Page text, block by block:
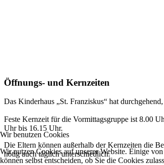
Öffnungs- und Kernzeiten
Das Kinderhaus „St. Franziskus“ hat
Feste Kernzeit für die Vormittagsgruppe ist 8.00
Uhr bis 16.15 Uhr.
Die Eltern können außerhalb der Kernzeiten die
nötig auch täglich unterschiedlich.
Wir benutzen Cookies
Wir nutzen Cookies auf unserer Website. Einige
können selbst entscheiden, ob Sie die Cookies